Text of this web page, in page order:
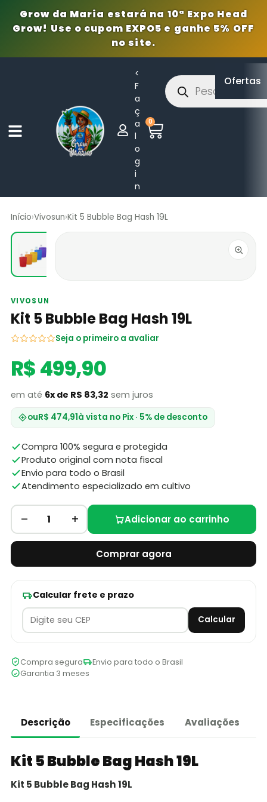
Grow da Maria estará na 10ª Expo Head
Grow! Use o cupom EXPO5 e ganhe 5% OFF
no site.
<
F
a
ç
a
l
o
g
i
n
0
Ofertas
Início›Vivosun›Kit 5 Bubble Bag Hash 19L
VIVOSUN
Kit 5 Bubble Bag Hash 19L
Seja o primeiro a avaliar
R$ 499,90
em até 6x de R$ 83,32 sem juros
ouR$ 474,91à vista no Pix · 5% de desconto
Compra 100% segura e protegida
Produto original com nota fiscal
Envio para todo o Brasil
Atendimento especializado em cultivo
– 1 + Adicionar ao carrinho
Comprar agora
Calcular frete e prazo
Calcular
Compra segura
Envio para todo o Brasil
Garantia 3 meses
Descrição Especificações Avaliações
Kit 5 Bubble Bag Hash 19L
Kit 5 Bubble Bag Hash 19L